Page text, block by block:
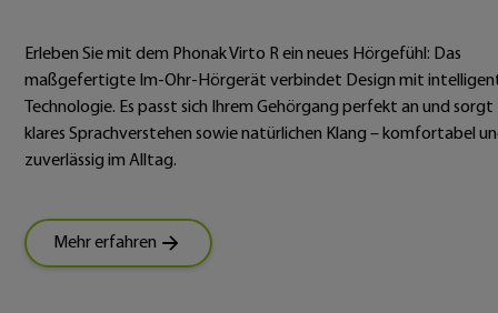
Erleben Sie mit dem Phonak Virto R ein neues Hörgefühl: Das
maßgefertigte Im-Ohr-Hörgerät verbindet Design mit
Technologie. Es passt sich Ihrem Gehörgang perfekt an und
klares Sprachverstehen sowie natürlichen Klang – komfortabel
zuverlässig im Alltag.
Mehr erfahren